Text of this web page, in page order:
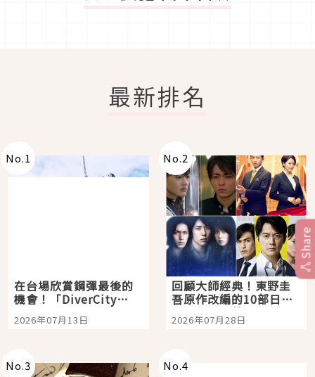
最新排名
No.1
在台場欣賞鋼彈最後的
機會！「DiverCity
Tokyo Plaza」搭船、
購物、美食及夜景，一
2026年07月13日
No.2
回顧大師經典！東野圭
吾原作改編的10部日本
影視作品推薦
2026年07月28日
No.3 No.4
Share